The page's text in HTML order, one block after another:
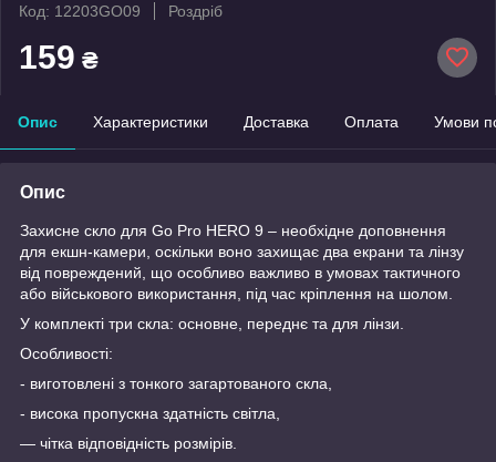
Код: 12203GO09
Роздріб
159 ₴
Опис Характеристики Доставка Оплата Умови
Опис
Захисне скло для Go Pro HERO 9 – необхідне доповнення
для екшн-камери, оскільки воно захищає два екрани та лінзу
від повреждений, що особливо важливо в умовах тактичного
або військового використання, під час кріплення на шолом.
У комплекті три скла: основне, переднє та для лінзи.
Особливості:
- виготовлені з тонкого загартованого скла,
- висока пропускна здатність світла,
— чітка відповідність розмірів.